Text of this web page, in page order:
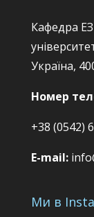
Кафедра
Україна,
Номер
+38 (0542)
E-mail:
Ми в